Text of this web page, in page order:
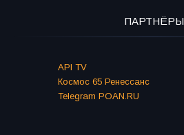
ПАРТНЁРЫ
API TV
Космос 65 Ренессанс
Telegram POAN.RU